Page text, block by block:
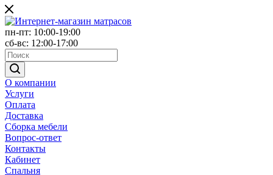
пн-пт: 10:00-19:00
сб-вс: 12:00-17:00
О компании
Услуги
Оплата
Доставка
Сборка мебели
Вопрос-ответ
Контакты
Кабинет
Спальня